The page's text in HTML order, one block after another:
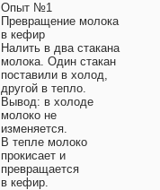
Опыт №1
Превращение молока
в кефир
Налить в два стакана
молока. Один стакан
поставили в холод,
другой в тепло.
Вывод: в холоде
молоко не
изменяется.
В тепле молоко
прокисает и
превращается
в кефир.